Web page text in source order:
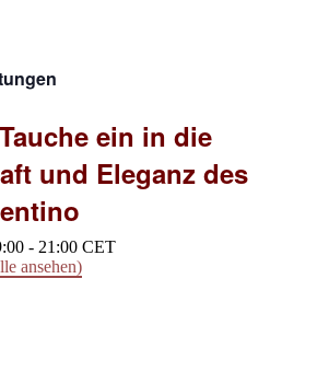
ein in die
und Eleganz des
- 21:00 CET
ansehen)